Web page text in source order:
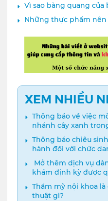
Vì sao bàng quang của
Những thực phẩm
XEM NHIỀU
Thông báo về việc
nhánh cây xanh
Thông báo chiêu
hành đối với chức
dưỡng năm 2024
Mở thêm dịch vụ
khám định kỳ được
Thẩm mỹ nội khoa
thuật gì?